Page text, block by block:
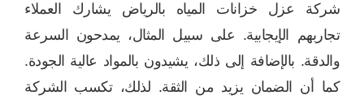
شركة عزل خزانات المياه بالرياض يشارك العملاء
تجاربهم الإيجابية. على سبيل المثال، يمدحون السرعة
والدقة. بالإضافة إلى ذلك، يشيدون بالمواد عالية الجودة.
كما أن الضمان يزيد من الثقة. لذلك، تكسب الشركة